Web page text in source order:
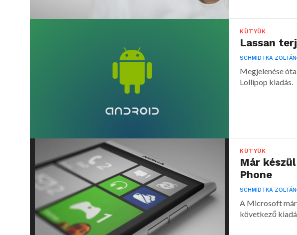
KÜTYÜK
Lassan
SCHMIDTKA ZOLTÁN
Megjelenése
Lollipop kiadás.
KÜTYÜK
Már
Phone
SCHMIDTKA ZOLTÁN
A Microsoft
következő